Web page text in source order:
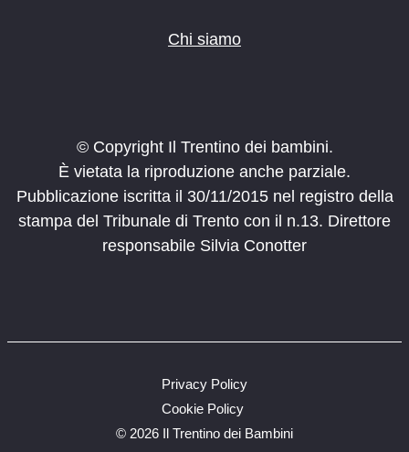
Chi siamo
© Copyright Il Trentino dei bambini.
È vietata la riproduzione anche parziale.
Pubblicazione iscritta il 30/11/2015 nel registro della
stampa del Tribunale di Trento con il n.13. Direttore
responsabile Silvia Conotter
© 2026 Il Trentino dei Bambini
Privacy Policy
Cookie Policy